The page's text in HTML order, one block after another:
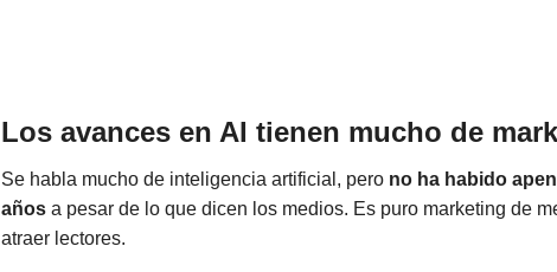
Los avances en AI tienen mucho de
Se habla mucho de inteligencia artificial, pero no ha habido
años a pesar de lo que dicen los medios. Es puro marketing de
atraer lectores.